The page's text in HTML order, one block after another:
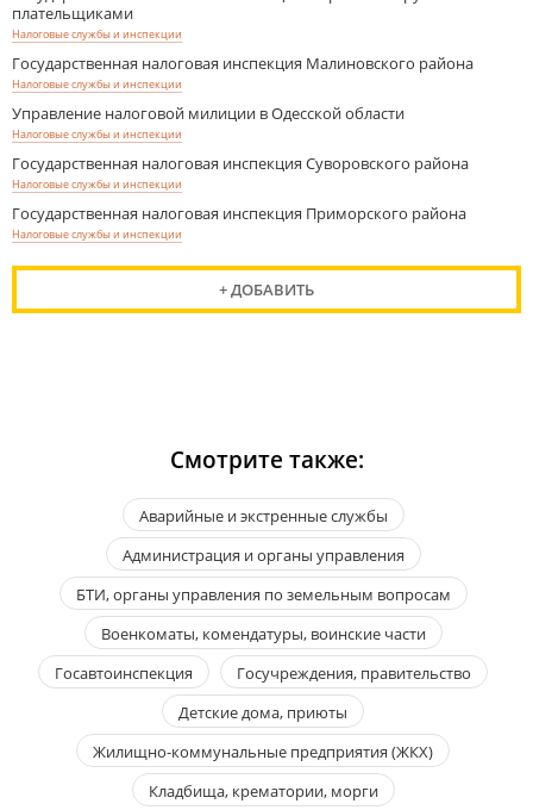
плательщиками
Налоговые службы и инспекции
Государственная налоговая инспекция Малиновского района
Налоговые службы и инспекции
Управление налоговой милиции в Одесской области
Налоговые службы и инспекции
Государственная налоговая инспекция Суворовского района
Налоговые службы и инспекции
Государственная налоговая инспекция Приморского района
Налоговые службы и инспекции
+ ДОБАВИТЬ
Смотрите также:
Аварийные и экстренные службы
Администрация и органы управления
БТИ, органы управления по земельным вопросам
Военкоматы, комендатуры, воинские части
Госавтоинспекция
Госучреждения, правительство
Детские дома, приюты
Жилищно-коммунальные предприятия (ЖКХ)
Кладбища, крематории, морги